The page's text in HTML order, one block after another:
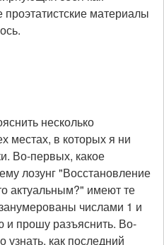
проэтатистские материалы
несколько
местах, в которых я ни
Во-первых, какое
лозунг "Восстановление
актуальным?" имеют те
числами 1 и
и прошу разъяснить. Во-
как последний